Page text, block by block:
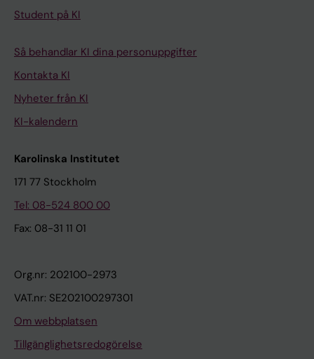
Student på KI
Så behandlar KI dina personuppgifter
Kontakta KI
Nyheter från KI
KI-kalendern
Karolinska Institutet
171 77 Stockholm
Tel: 08-524 800 00
Fax: 08-31 11 01
Org.nr: 202100-2973
VAT.nr: SE202100297301
Om webbplatsen
Tillgänglighetsredogörelse